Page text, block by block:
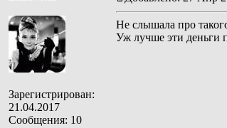
Зарегистрирован:
21.04.2017
Сообщения: 10
Не слышала про
Уж лучше эти деньги